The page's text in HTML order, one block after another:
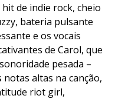
hit de indie rock, cheio
bateria pulsante
e os vocais
de Carol, que
pesada –
altas na canção,
riot girl,